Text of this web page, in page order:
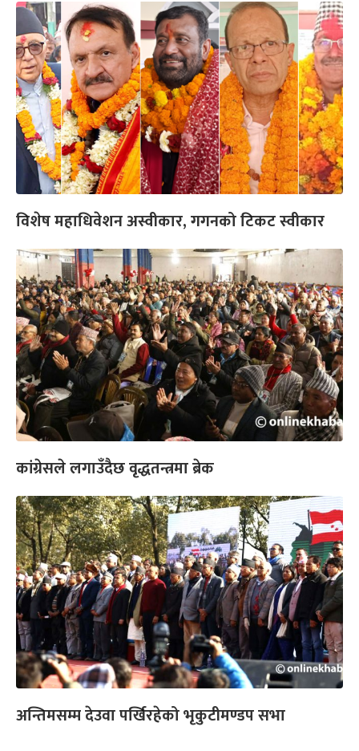
विशेष महाधिवेशन अस्वीकार, गगनको टिकट स्वीकार
कांग्रेसले लगाउँदैछ वृद्धतन्त्रमा ब्रेक
अन्तिमसम्म देउवा पर्खिरहेको भृकुटीमण्डप सभा